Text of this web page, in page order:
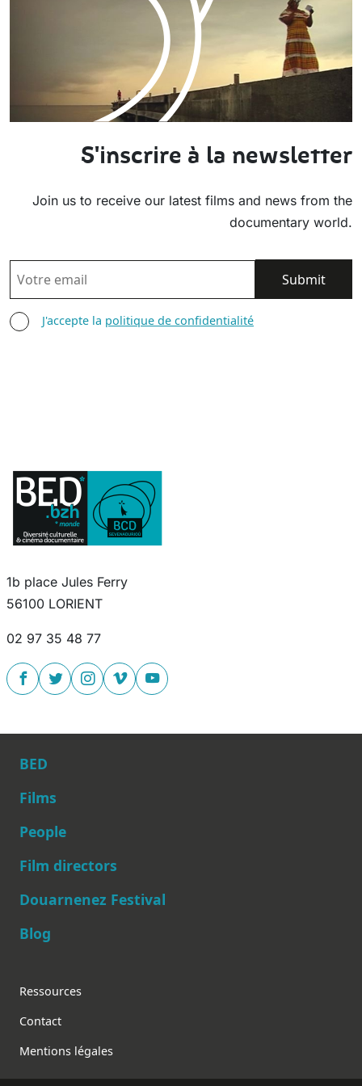
S'inscrire à la newsletter
Join us to receive our latest films and news from the
documentary world.
EMAIL
AGREE TERMS
J'accepte la politique de confidentialité
1b place Jules Ferry
56100 LORIENT
02 97 35 48 77
Main navigation
BED
Films
People
Film directors
Douarnenez Festival
Blog
Footer
Ressources
Contact
Mentions légales